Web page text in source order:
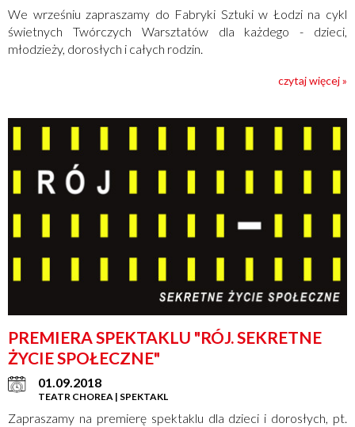
We wrześniu zapraszamy do Fabryki Sztuki w Łodzi na cykl
świetnych Twórczych Warsztatów dla każdego - dzieci,
młodzieży, dorosłych i całych rodzin.
czytaj więcej »
PREMIERA SPEKTAKLU "RÓJ. SEKRETNE
ŻYCIE SPOŁECZNE"
01.09.2018
TEATR CHOREA | SPEKTAKL
Zapraszamy na premierę spektaklu dla dzieci i dorosłych, pt.